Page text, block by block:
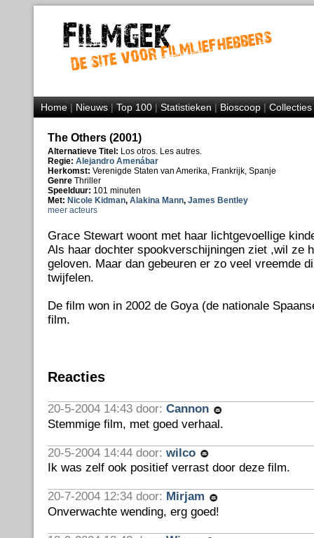
Home|Nieuws|Top 100|Statistieken|Bioscoop|Collecties
The Others (2001)
Alternatieve Titel: Los otros. Les autres.
Regie: Alejandro Amenábar
Herkomst: Verenigde Staten van Amerika, Frankrijk, Spanje
Genre Thriller
Speelduur: 101 minuten
Met: Nicole Kidman, Alakina Mann, James Bentley
meer acteurs
Grace Stewart woont met haar lichtgevoellige
Als haar dochter spookverschijningen ziet ,wil ze
geloven. Maar dan gebeuren er zo veel vreemde
twijfelen.
De film won in 2002 de Goya (de nationale
film.
Reacties
20-5-2004 14:43 door: Cannon
Stemmige film, met goed verhaal.
20-5-2004 14:44 door: wilco
Ik was zelf ook positief verrast door deze film.
20-7-2004 12:34 door: Mirjam
Onverwachte wending, erg goed!